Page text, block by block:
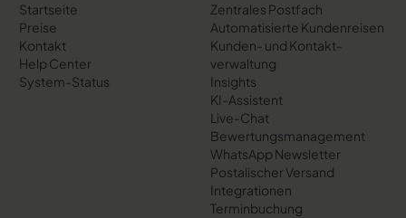
Startseite
Preise
Kontakt
Help Center
System-Status
Zentrales Postfach
Automatisierte Kundenreisen
Kunden- und Kontakt­
verwaltung
Insights
KI-Assistent
Live-Chat
Bewertungs­management
WhatsApp Newsletter
Postalischer Versand
Integrationen
Terminbuchung